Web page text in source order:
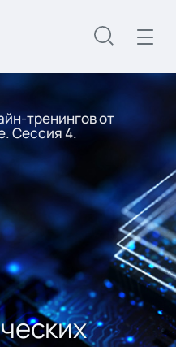
тренингов от
Сессия 4.